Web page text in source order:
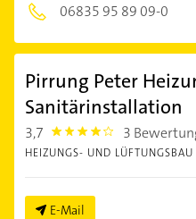
06835 95 89 09-0
Pirrung Peter
Sanitärinstallation
3,7 3.7 3
HEIZUNGS- UND LÜFTUNGSBAU
E-Mail